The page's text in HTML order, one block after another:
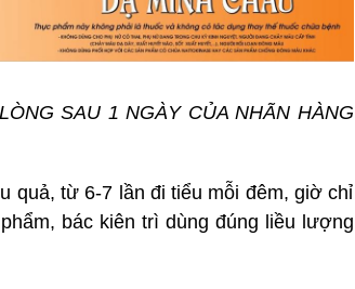
SAU 1 NGÀY CỦA NHÃN HÀNG
quả, từ 6-7 lần đi tiểu mỗi đêm, giờ chỉ
bác kiên trì dùng đúng liều lượng